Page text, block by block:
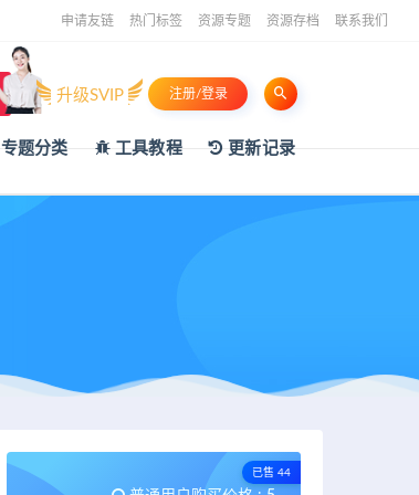
申请友链 热门标签 资源专题 资源存档 联系我们
升级SVIP 注册/登录
专题分类 工具教程 更新记录
已售 44